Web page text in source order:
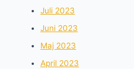
Juli 2023
Juni 2023
Maj 2023
April 2023